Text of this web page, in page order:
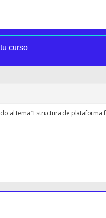
al tema “Estructura de plataforma